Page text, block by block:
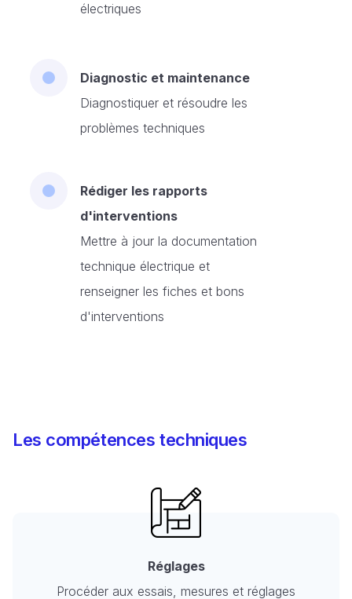
électriques
Diagnostic et maintenance
Diagnostiquer et résoudre les
problèmes techniques
Rédiger les rapports
d'interventions
Mettre à jour la documentation
technique électrique et
renseigner les fiches et bons
d'interventions
Les compétences techniques
Réglages
Procéder aux essais, mesures et réglages